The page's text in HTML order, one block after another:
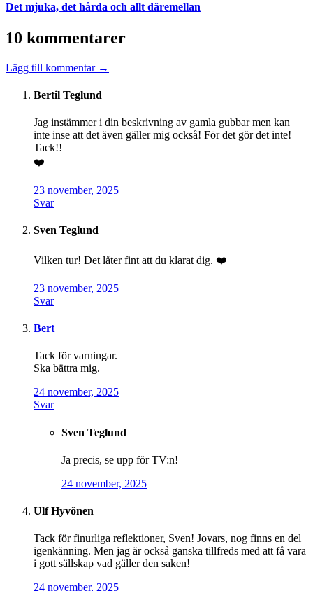
Det mjuka, det hårda och allt däremellan
10 kommentarer
Lägg till kommentar →
Bertil Teglund
Jag instämmer i din beskrivning av gamla gubbar men kan
inte inse att det även gäller mig också! För det gör det inte!
Tack!!
❤️
23 november, 2025
Svar
Sven Teglund
Vilken tur! Det låter fint att du klarat dig. ❤️
23 november, 2025
Svar
Bert
Tack för varningar.
Ska bättra mig.
24 november, 2025
Svar
Sven Teglund
Ja precis, se upp för TV:n!
24 november, 2025
Ulf Hyvönen
Tack för finurliga reflektioner, Sven! Jovars, nog finns en del
igenkänning. Men jag är också ganska tillfreds med att få vara
i gott sällskap vad gäller den saken!
24 november, 2025